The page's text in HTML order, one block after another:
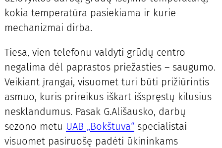
kokia temperatūra pasiekiama ir kurie
mechanizmai dirba.
Tiesa, vien telefonu valdyti grūdų centro
negalima dėl paprastos priežasties – saugumo.
Veikiant įrangai, visuomet turi būti prižiūrintis
asmuo, kuris prireikus iškart išspręstų kilusius
nesklandumus. Pasak G.Ališausko, darbų
sezono metu UAB „Bokštuva“specialistai
visuomet pasiruošę padėti ūkininkams